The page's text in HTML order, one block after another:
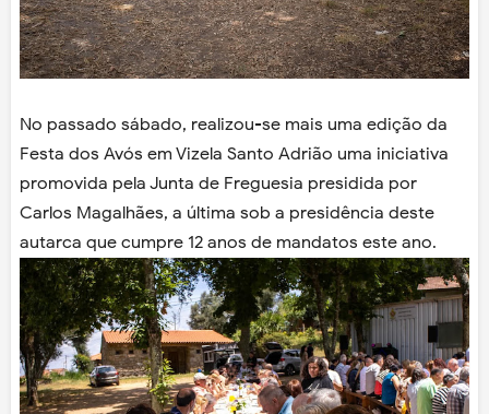
No passado sábado, realizou-se mais uma edição da
Festa dos Avós em Vizela Santo Adrião uma iniciativa
promovida pela Junta de Freguesia presidida por
Carlos Magalhães, a última sob a presidência deste
autarca que cumpre 12 anos de mandatos este ano.